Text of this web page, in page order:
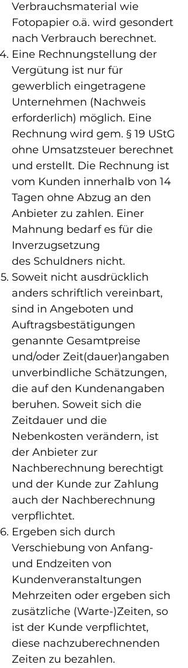
Verbrauchsmaterial wie
Fotopapier o.ä. wird gesondert
nach Verbrauch berechnet.
Eine Rechnungstellung der
Vergütung ist nur für
gewerblich eingetragene
Unternehmen (Nachweis
erforderlich) möglich. Eine
Rechnung wird gem. § 19 UStG
ohne Umsatzsteuer berechnet
und erstellt. Die Rechnung ist
vom Kunden innerhalb von 14
Tagen ohne Abzug an den
Anbieter zu zahlen. Einer
Mahnung bedarf es für die
Inverzugsetzung
des Schuldners nicht.
Soweit nicht ausdrücklich
anders schriftlich vereinbart,
sind in Angeboten und
Auftragsbestätigungen
genannte Gesamtpreise
und/oder Zeit(dauer)angaben
unverbindliche Schätzungen,
die auf den Kundenangaben
beruhen. Soweit sich die
Zeitdauer und die
Nebenkosten verändern, ist
der Anbieter zur
Nachberechnung berechtigt
und der Kunde zur Zahlung
auch der Nachberechnung
verpflichtet.
Ergeben sich durch
Verschiebung von Anfang-
und Endzeiten von
Kundenveranstaltungen
Mehrzeiten oder ergeben sich
zusätzliche (Warte-)Zeiten, so
ist der Kunde verpflichtet,
diese nachzuberechnenden
Zeiten zu bezahlen.